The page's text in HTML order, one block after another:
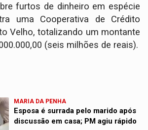
furtos de dinheiro em espécie
uma Cooperativa de Crédito
Velho, totalizando um montante
(seis milhões de reais).
MARIA DA PENHA
Esposa é surrada pelo marido após
discussão em casa; PM agiu rápido